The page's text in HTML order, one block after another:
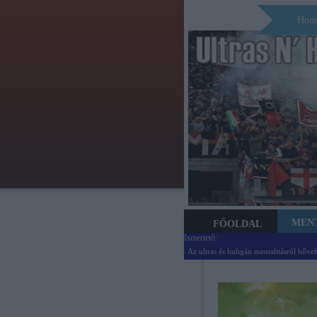
FŐOLDAL
Ismertető:
Az ultras és huligán mentalitásról